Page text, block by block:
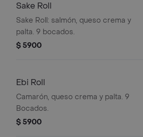
Sake Roll
Sake Roll: salmón, queso crema y
palta. 9 bocados.
$ 5900
Ebi Roll
Camarón, queso crema y palta. 9
Bocados.
$ 5900